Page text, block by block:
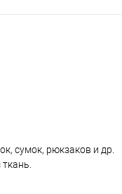
сумок, рюкзаков и др.